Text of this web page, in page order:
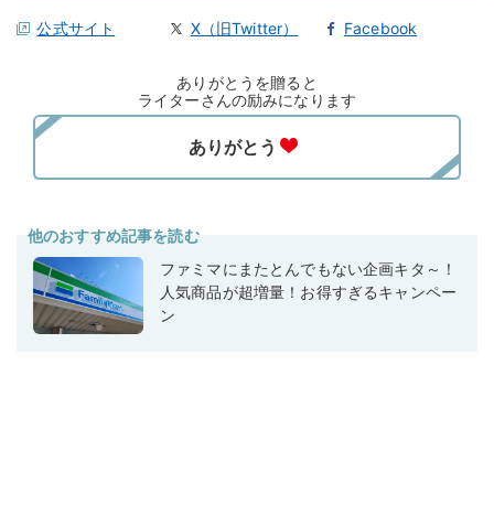
公式サイト X（旧Twitter） Facebook
ありがとうを贈ると
ライターさんの励みになります
他のおすすめ記事を読む
ファミマにまたとんでもない企画キタ～！
人気商品が超増量！お得すぎるキャンペー
ン